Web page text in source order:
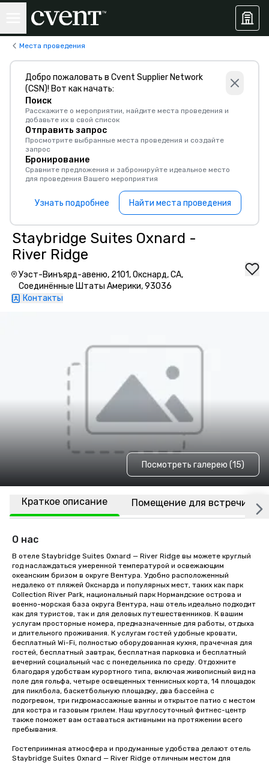
Места проведения
Добро пожаловать в Cvent Supplier Network
(CSN)! Вот как начать:
Поиск
Расскажите о мероприятии, найдите места проведения и
добавьте их в свой список
Отправить запрос
Просмотрите выбранные места проведения и создайте
запрос
Бронирование
Сравните предложения и забронируйте идеальное место
для проведения Вашего мероприятия
Узнать подробнее Найти места проведения
Staybridge Suites Oxnard -
River Ridge
Уэст-Винъярд-авеню, 2101, Окснард, CA,
Соединённые Штаты Америки, 93036
Контакты
Посмотреть галерею (15)
Краткое описание Помещение для встречи
О нас
В отеле Staybridge Suites Oxnard — River Ridge вы можете круглый
год наслаждаться умеренной температурой и освежающим
океанским бризом в округе Вентура. Удобно расположенный
недалеко от пляжей Окснарда и популярных мест, таких как парк
Collection River Park, национальный парк Нормандские острова и
военно-морская база округа Вентура, наш отель идеально подходит
как для туристов, так и для деловых путешественников. К вашим
услугам просторные номера, предназначенные для работы, отдыха
и длительного проживания. К услугам гостей удобные кровати,
бесплатный Wi-Fi, полностью оборудованная кухня, прачечная для
гостей, бесплатный завтрак, бесплатная парковка и бесплатный
вечерний социальный час с понедельника по среду. Отдохните
благодаря удобствам курортного типа, включая живописный вид на
поле для гольфа, четыре освещенных теннисных корта, 14 площадок
для пиклбола, баскетбольную площадку, два бассейна с
подогревом, три гидромассажные ванны и открытое патио с местом
для костра и газовым грилем. Наш круглосуточный фитнес-центр
также поможет вам оставаться активными на протяжении всего
пребывания.
Гостеприимная атмосфера и продуманные удобства делают отель
Staybridge Suites Oxnard — River Ridge отличным местом для